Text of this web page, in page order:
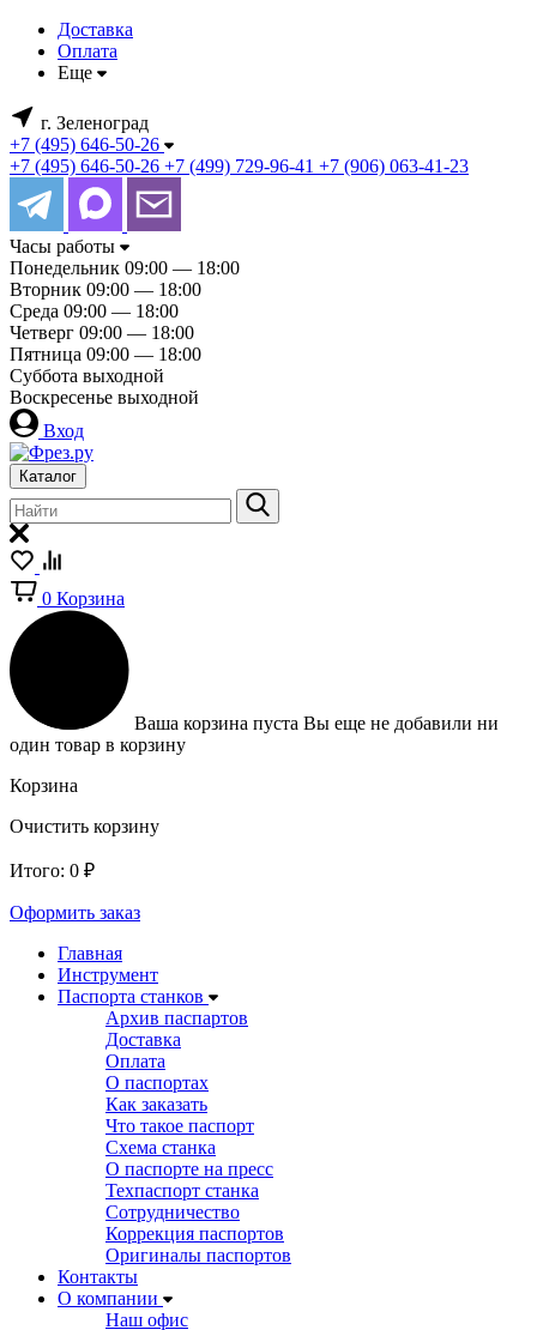
Доставка
Оплата
Еще
г. Зеленоград
+7 (495) 646-50-26
+7 (495) 646-50-26 +7 (499) 729-96-41 +7 (906) 063-41-23
Часы работы
Понедельник 09:00 — 18:00
Вторник 09:00 — 18:00
Среда 09:00 — 18:00
Четверг 09:00 — 18:00
Пятница 09:00 — 18:00
Суббота выходной
Воскресенье выходной
Вход
Каталог
0 Корзина
Ваша корзина пуста Вы еще не добавили ни
один товар в корзину
Корзина
Очистить корзину
Итого: 0 ₽
Оформить заказ
Главная
Инструмент
Паспорта станков
Архив паспартов
Доставка
Оплата
О паспортах
Как заказать
Что такое паспорт
Схема станка
О паспорте на пресс
Техпаспорт станка
Сотрудничество
Коррекция паспортов
Оригиналы паспортов
Контакты
О компании
Наш офис